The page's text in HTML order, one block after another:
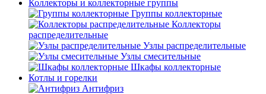
Коллекторы и коллекторные группы
Группы коллекторные
Коллекторы
распределительные
Узлы распределительные
Узлы смесительные
Шкафы коллекторные
Котлы и горелки
Антифриз